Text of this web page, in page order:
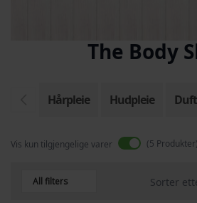
The Body
Hårpleie Hudpleie
Vis kun tilgjengelige varer 5 Produkter
All filters Sorter